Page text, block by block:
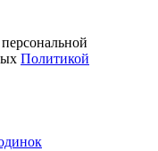
Политикой